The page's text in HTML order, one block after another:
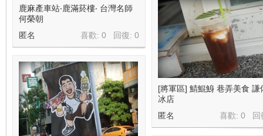
鹿麻產車站‧鹿滿菸樓‧ 台灣名師
何榮朝
喜歡: 0 回復: 0
匿名
[將軍區] 鯖鯤鯓 巷弄美食 謙
冰店
喜歡: 0 回
匿名